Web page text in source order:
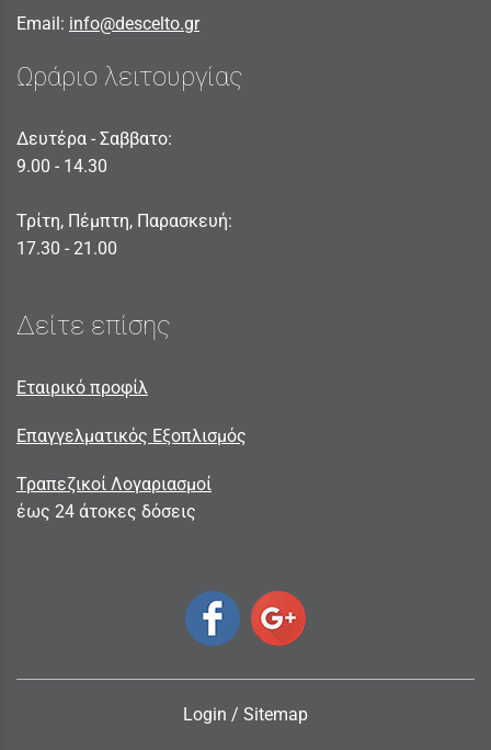
Email: info@descelto.gr
Ωράριο λειτουργίας
Δευτέρα - Σαββατο:
9.00 - 14.30
Τρίτη, Πέμπτη, Παρασκευή:
17.30 - 21.00
Δείτε επίσης
Εταιρικό προφίλ
Επαγγελματικός Εξοπλισμός
Τραπεζικοί Λογαριασμοί
έως 24 άτοκες δόσεις
Login / Sitemap